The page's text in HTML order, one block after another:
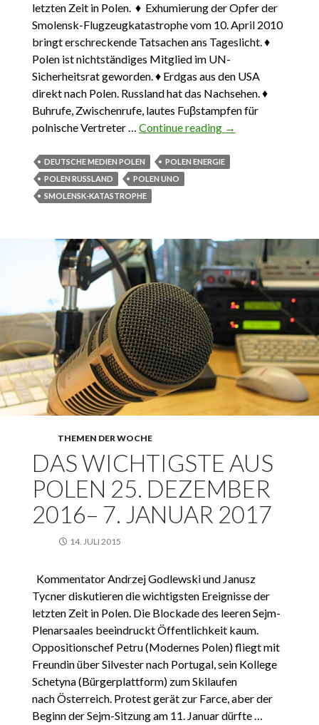
letzten Zeit in Polen. ♦ Exhumierung der Opfer der
Smolensk-Flugzeugkatastrophe vom 10. April 2010
bringt erschreckende Tatsachen ans Tageslicht. ♦
Polen ist nichtständiges Mitglied im UN-
Sicherheitsrat geworden. ♦ Erdgas aus den USA
direkt nach Polen. Russland hat das Nachsehen. ♦
Buhrufe, Zwischenrufe, lautes Fuβstampfen für
polnische Vertreter … Continue reading DAS
AUS POLEN 28.
→
DEUTSCHE MEDIEN POLEN
POLEN ENERGIE
POLEN RUSSLAND
POLEN UNO
SMOLENSK-KATASTROPHE
THEMEN DER WOCHE
DAS WICHTIGSTE AUS
POLEN 25. DEZEMBER
2016– 7. JANUAR 2017
14. JULI 2015
Kommentator Andrzej Godlewski und Janusz
Tycner diskutieren die wichtigsten Ereignisse der
letzten Zeit in Polen. Die Blockade des leeren Sejm-
Plenarsaales beeindruckt Öffentlichkeit kaum.
Oppositionschef Petru (Modernes Polen) fliegt mit
Freundin über Silvester nach Portugal, sein Kollege
Schetyna (Bürgerplattform) zum Skilaufen
nach Österreich. Protest gerät zur Farce, aber der
Beginn der Sejm-Sitzung am 11. Januar dürfte …